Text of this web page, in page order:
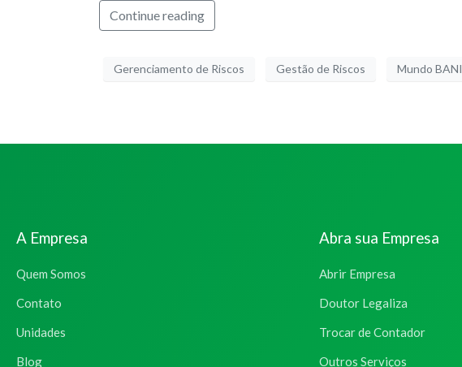
Continue reading
Gerenciamento de Riscos Gestão de Riscos Mundo BANI
A Empresa
Quem Somos
Contato
Unidades
Blog
Abra sua Empresa
Abrir Empresa
Doutor Legaliza
Trocar de Contador
Outros Serviços